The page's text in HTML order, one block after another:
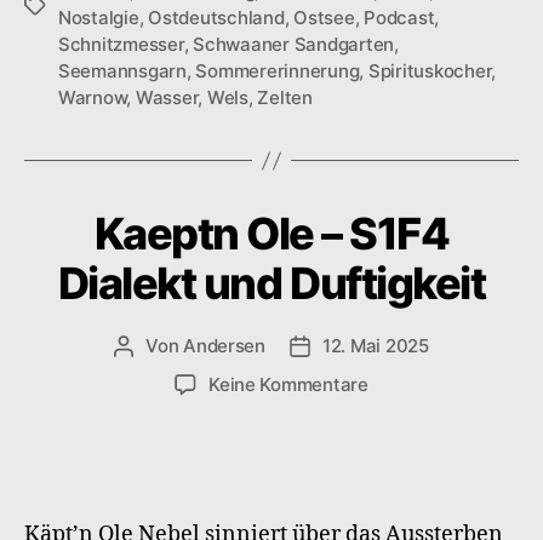
Schlagwörter
Nostalgie, Ostdeutschland, Ostsee, Podcast,
Schnitzmesser, Schwaaner Sandgarten,
Seemannsgarn, Sommererinnerung, Spirituskocher,
Warnow, Wasser, Wels, Zelten
Kaeptn Ole – S1F4
Dialekt und Duftigkeit
Beitragsautor
VonAndersen Veröffentlichungsdatum
12. Mai 2025
Keine Kommentarezu